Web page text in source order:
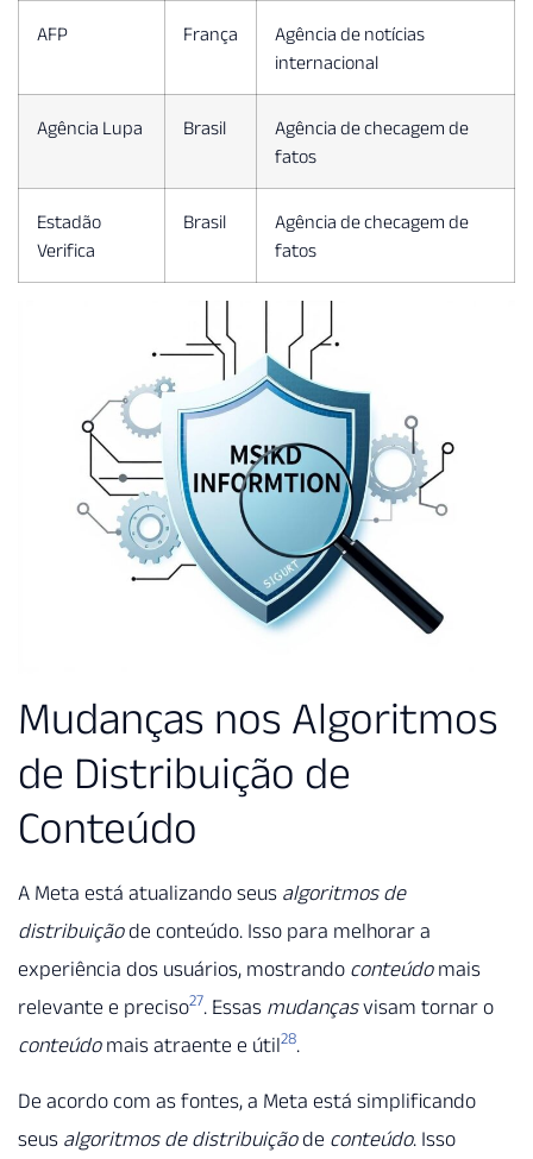
AFP França
Agência de notícias
internacional
Agência Lupa Brasil
Agência de checagem de
fatos
Estadão
Verifica
Brasil
Agência de checagem de
fatos
Mudanças nos Algoritmos
de Distribuição de
Conteúdo
A Meta está atualizando seus algoritmos de
distribuiçãode conteúdo. Isso para melhorar a
experiência dos usuários, mostrando conteúdomais
relevante e preciso27. Essas mudançasvisam tornar o
conteúdomais atraente e útil28.
De acordo com as fontes, a Meta está simplificando
seus algoritmos de distribuiçãode conteúdo. Isso